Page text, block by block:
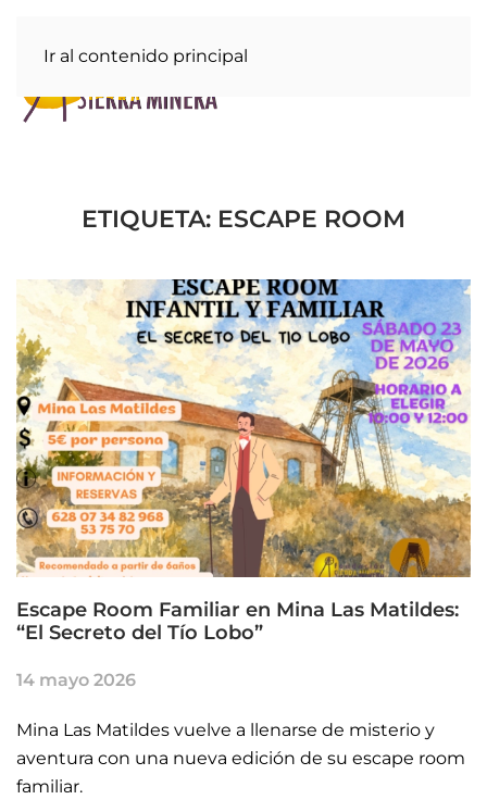
Ir al contenido principal
ETIQUETA: ESCAPE ROOM
Escape Room Familiar en Mina Las Matildes:
“El Secreto del Tío Lobo”
14 mayo 2026
Mina Las Matildes vuelve a llenarse de misterio y
aventura con una nueva edición de su escape room
familiar.